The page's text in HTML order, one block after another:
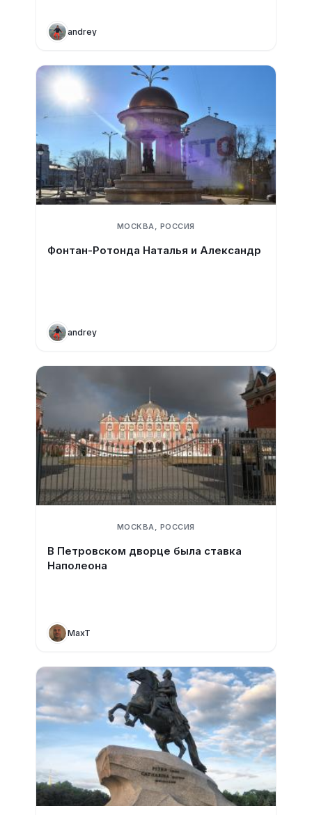
andrey
МОСКВА, РОССИЯ
Фонтан-Ротонда Наталья и Александр
andrey
МОСКВА, РОССИЯ
В Петровском дворце была ставка
Наполеона
MaxT